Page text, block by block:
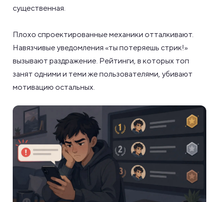
существенная.
Плохо спроектированные механики отталкивают.
Навязчивые уведомления «ты потеряешь стрик!»
вызывают раздражение. Рейтинги, в которых топ
занят одними и теми же пользователями, убивают
мотивацию остальных.